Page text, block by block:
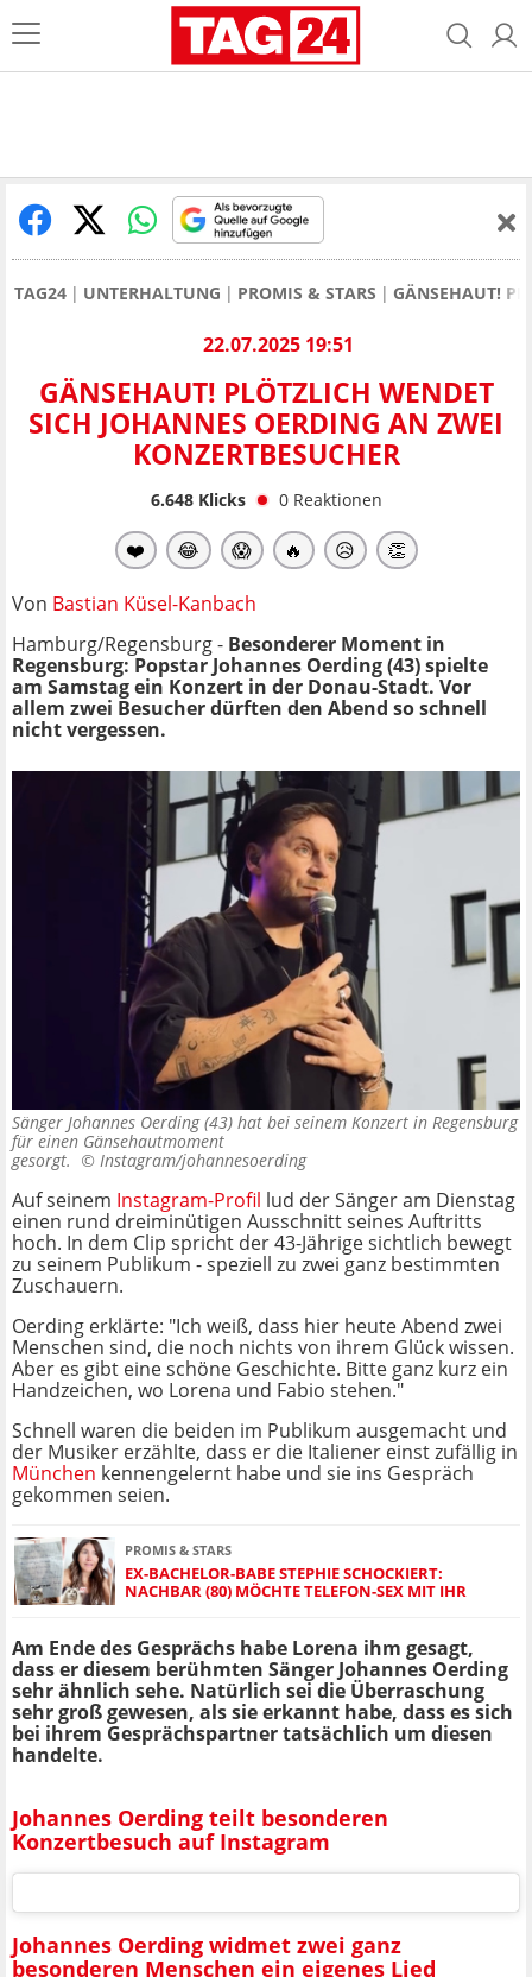
TAG24 UNTERHALTUNG PROMIS & STARS GÄNSEHAUT!
22.07.2025 19:51
GÄNSEHAUT! PLÖTZLICH WENDET
SICH JOHANNES OERDING AN ZWEI
KONZERTBESUCHER
6.648Klicks 0 Reaktionen
❤️ 😂 😱 🔥 😥 👏
Von Bastian Küsel-Kanbach
Hamburg/Regensburg - Besonderer Moment in
Regensburg: Popstar Johannes Oerding (43) spielte
am Samstag ein Konzert in der Donau-Stadt. Vor
allem zwei Besucher dürften den Abend so schnell
nicht vergessen.
Sänger Johannes Oerding (43) hat bei seinem Konzert in Regensburg
für einen Gänsehautmoment
gesorgt. © Instagram/johannesoerding
Auf seinem Instagram-Profil lud der Sänger am Dienstag
einen rund dreiminütigen Ausschnitt seines Auftritts
hoch. In dem Clip spricht der 43-Jährige sichtlich bewegt
zu seinem Publikum - speziell zu zwei ganz bestimmten
Zuschauern.
Oerding erklärte: "Ich weiß, dass hier heute Abend zwei
Menschen sind, die noch nichts von ihrem Glück wissen.
Aber es gibt eine schöne Geschichte. Bitte ganz kurz ein
Handzeichen, wo Lorena und Fabio stehen."
Schnell waren die beiden im Publikum ausgemacht und
der Musiker erzählte, dass er die Italiener einst zufällig in
München kennengelernt habe und sie ins Gespräch
gekommen seien.
PROMIS & STARS
EX-BACHELOR-BABE STEPHIE SCHOCKIERT:
NACHBAR (80) MÖCHTE TELEFON-SEX MIT IHR
Am Ende des Gesprächs habe Lorena ihm gesagt,
dass er diesem berühmten Sänger Johannes Oerding
sehr ähnlich sehe. Natürlich sei die Überraschung
sehr groß gewesen, als sie erkannt habe, dass es sich
bei ihrem Gesprächspartner tatsächlich um diesen
handelte.
Johannes Oerding teilt besonderen
Konzertbesuch auf Instagram
Johannes Oerding widmet zwei ganz
besonderen Menschen ein eigenes Lied